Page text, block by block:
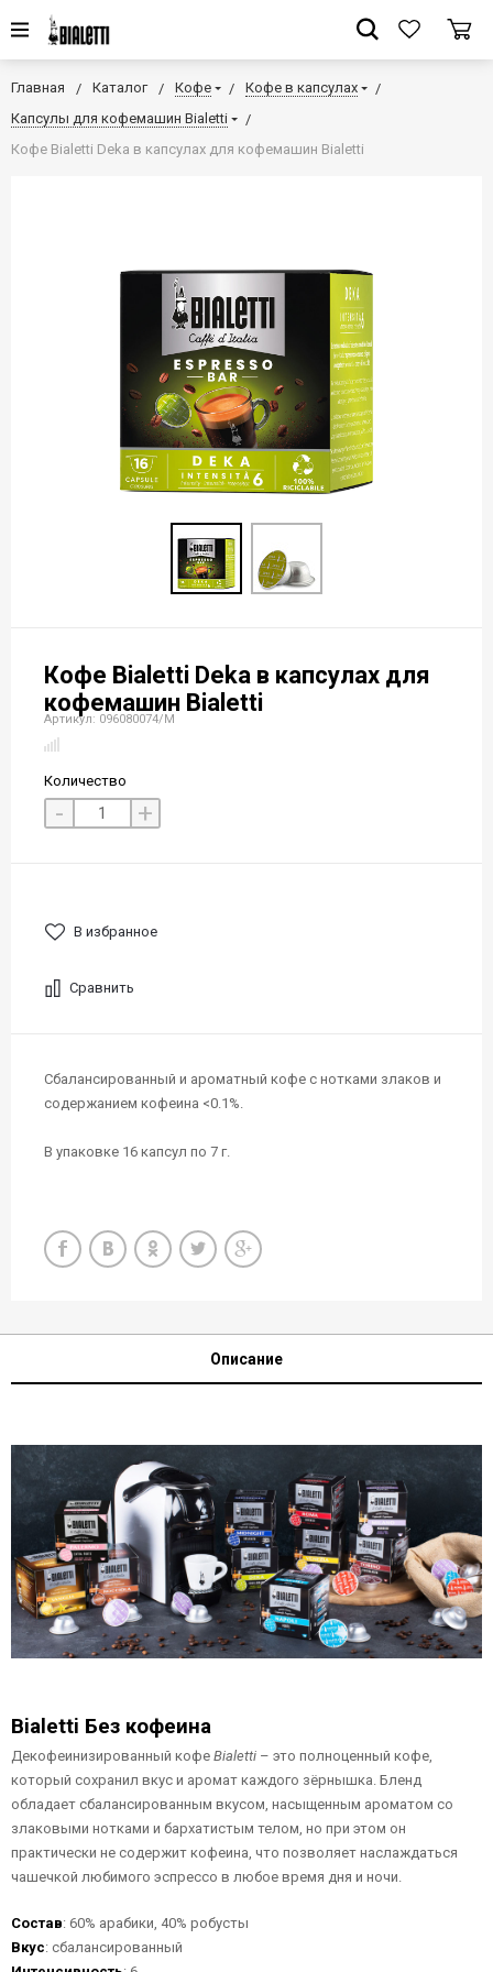
Главная Каталог Кофе
Кофе в капсулах
Капсулы для кофемашин Bialetti
Кофе Bialetti Deka в капсулах для кофемашин Bialetti
Кофе Bialetti Deka в капсулах для
кофемашин Bialetti
Артикул: 096080074/M
Количество
- +
В избранное
Сравнить
Сбалансированный и ароматный кофе с нотками злаков и
содержанием кофеина <0.1%.
В упаковке 16 капсул по 7 г.
Описание
Bialetti Без кофеина
Декофеинизированный кофе Bialetti – это полноценный кофе,
который сохранил вкус и аромат каждого зёрнышка. Бленд
обладает сбалансированным вкусом, насыщенным ароматом со
злаковыми нотками и бархатистым телом, но при этом он
практически не содержит кофеина, что позволяет наслаждаться
чашечкой любимого эспрессо в любое время дня и ночи.
Состав: 60% арабики, 40% робусты
Вкус: сбалансированный